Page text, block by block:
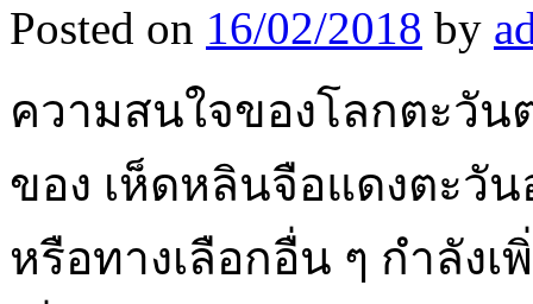
Posted on 16/02/2018 by
ความสนใจของโลกตะวั
ของ เห็ดหลินจือแดงตะวั
หรือทางเลือกอื่น ๆ กำลัง